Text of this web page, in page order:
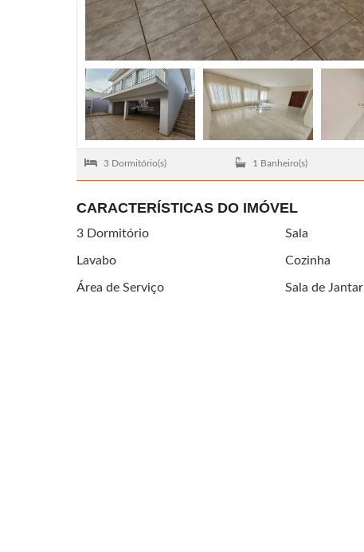
3 Dormitório(s) 1 Banheiro(s)
CARACTERÍSTICAS DO IMÓVEL
3 Dormitório Sala
Lavabo Cozinha
Área de Serviço Sala de Jantar